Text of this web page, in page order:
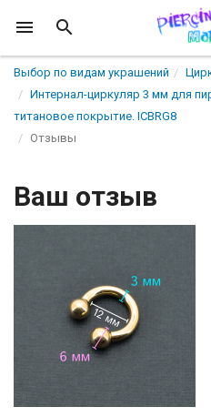
Выбор по видам украшений
Интернал-циркуляр 3 мм для
титановое покрытие. ICBRG8
Отзывы
Ваш отзыв